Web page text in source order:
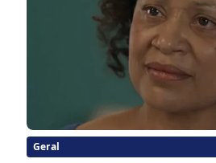
Geral